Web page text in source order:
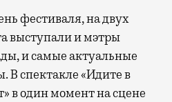
фестиваля, на двух
выступали и мэтры
и самые актуальные
В спектакле «Идите в
в один момент на сцене